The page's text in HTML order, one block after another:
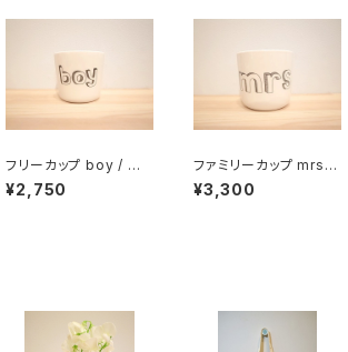
フリーカップ boy / 男
の子
¥2,750
ファミリーカップ mrs /
ミセス
¥3,300